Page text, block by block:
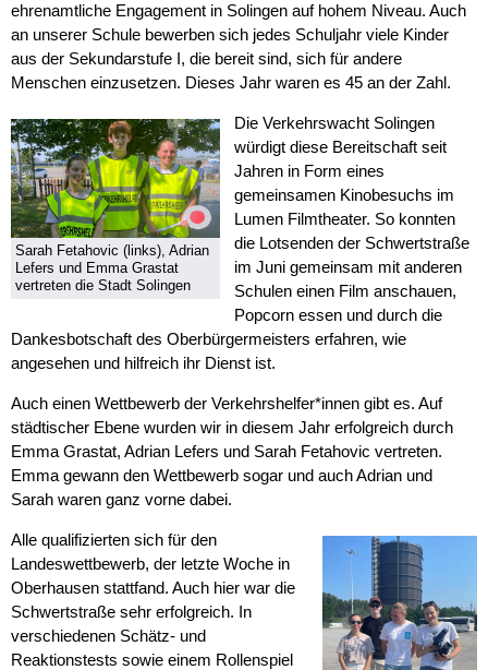
ehrenamtliche Engagement in Solingen auf hohem Niveau. Auch
an unserer Schule bewerben sich jedes Schuljahr viele Kinder
aus der Sekundarstufe I, die bereit sind, sich für andere
Menschen einzusetzen. Dieses Jahr waren es 45 an der Zahl.
Sarah Fetahovic (links), Adrian
Lefers und Emma Grastat
vertreten die Stadt Solingen
Die Verkehrswacht Solingen
würdigt diese Bereitschaft seit
Jahren in Form eines
gemeinsamen Kinobesuchs im
Lumen Filmtheater. So konnten
die Lotsenden der Schwertstraße
im Juni gemeinsam mit anderen
Schulen einen Film anschauen,
Popcorn essen und durch die
Dankesbotschaft des Oberbürgermeisters erfahren, wie
angesehen und hilfreich ihr Dienst ist.
Auch einen Wettbewerb der Verkehrshelfer*innen gibt es. Auf
städtischer Ebene wurden wir in diesem Jahr erfolgreich durch
Emma Grastat, Adrian Lefers und Sarah Fetahovic vertreten.
Emma gewann den Wettbewerb sogar und auch Adrian und
Sarah waren ganz vorne dabei.
Alle qualifizierten sich für den
Landeswettbewerb, der letzte Woche in
Oberhausen stattfand. Auch hier war die
Schwertstraße sehr erfolgreich. In
verschiedenen Schätz- und
Reaktionstests sowie einem Rollenspiel